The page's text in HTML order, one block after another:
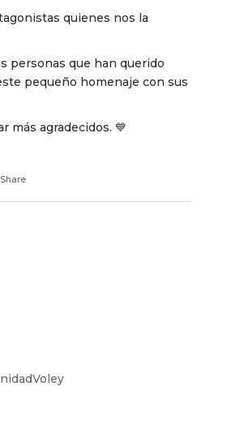
quienes nos la
personas que han querido
pequeño homenaje con sus
más agradecidos. 💙
Share